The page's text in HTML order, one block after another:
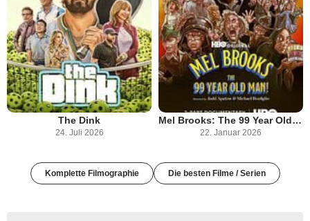
The Dink
24. Juli 2026
Mel Brooks: The 99 Year Old Man!
22. Januar 2026
Komplette Filmographie Die besten Filme / Serien